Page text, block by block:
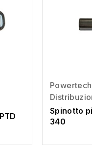
Powertech
Spinotto
340